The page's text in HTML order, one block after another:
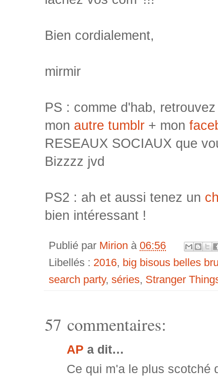
Bien cordialement,
mirmir
PS : comme d'hab,
mon autre tumblr + mon
RESEAUX SOCIAUX que
Bizzzz jvd
PS2 : ah et aussi tenez un
bien intéressant !
Publié par Mirion à 06:56
Libellés : 2016, big bisous belles
search party, séries, Stranger
57 commentaires:
AP a dit…
Ce qui m'a le plus scotché